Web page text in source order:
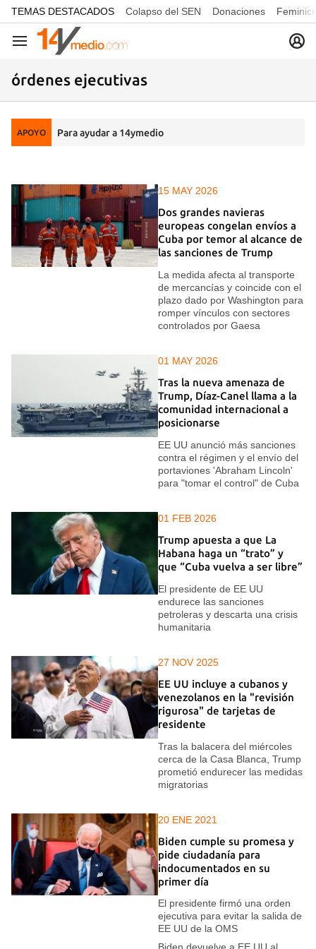
common.go-to-content
TEMAS DESTACADOS Colapso del SEN Donaciones
Navegación
órdenes ejecutivas
APOYO Para ayudar a 14ymedio
15 MAY 2026
Dos grandes navieras
europeas congelan envíos a
Cuba por temor al alcance de
las sanciones de Trump
La medida afecta al transporte
de mercancías y coincide con el
plazo dado por Washington para
romper vínculos con sectores
controlados por Gaesa
01 MAY 2026
Tras la nueva amenaza de
Trump, Díaz-Canel llama a la
comunidad internacional a
posicionarse
EE UU anunció más sanciones
contra el régimen y el envío del
portaviones 'Abraham Lincoln'
para "tomar el control" de Cuba
01 FEB 2026
Trump apuesta a que La
Habana haga un “trato” y
que “Cuba vuelva a ser libre”
El presidente de EE UU
endurece las sanciones
petroleras y descarta una crisis
humanitaria
27 NOV 2025
EE UU incluye a cubanos y
venezolanos en la "revisión
rigurosa" de tarjetas de
residente
Tras la balacera del miércoles
cerca de la Casa Blanca, Trump
prometió endurecer las medidas
migratorias
20 ENE 2021
Biden cumple su promesa y
pide ciudadanía para
indocumentados en su
primer día
El presidente firmó una orden
ejecutiva para evitar la salida de
EE UU de la OMS